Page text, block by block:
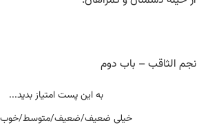
نجم الثاقب – باب دوم
به این پست امتیاز بدید...
خیلی ضعیف/ضعیف/متوسط/